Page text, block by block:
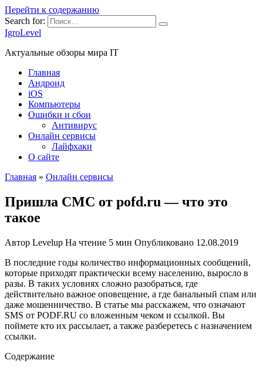
Перейти к содержанию
Search for:
IgroLevel
Актуальные обзоры мира IT
Главная
Андроид
iOS
Компьютеры
Ошибки и сбои
Антивирус
Онлайн сервисы
Лайфхаки
О сайте
Главная » Онлайн сервисы
Пришла СМС от pofd.ru — что это
такое
Автор Levelup На чтение 5 мин Опубликовано 12.08.2019
В последние годы количество информационных сообщений,
которые приходят практически всему населению, выросло в
разы. В таких условиях сложно разобраться, где
действительно важное оповещение, а где банальный спам или
даже мошенничество. В статье мы расскажем, что означают
SMS от PODF.RU со вложенным чеком и ссылкой. Вы
поймете кто их рассылает, а также разберетесь с назначением
ссылки.
Содержание